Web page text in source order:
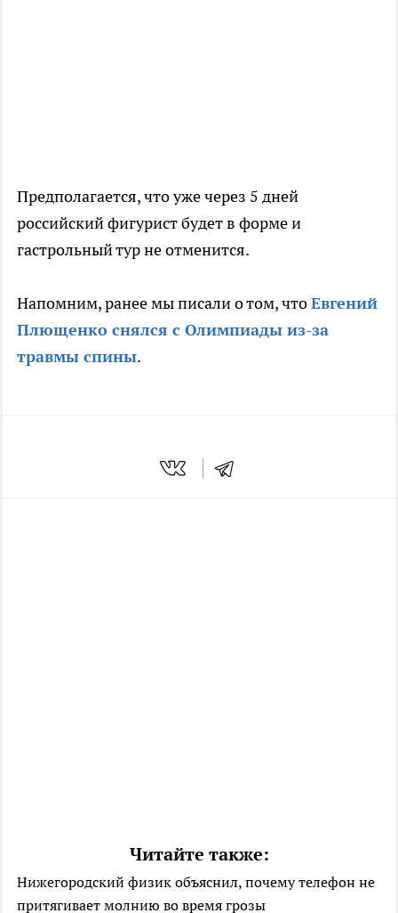
Предполагается, что уже через 5 дней
российский фигурист будет в форме и
гастрольный тур не отменится.
Напомним, ранее мы писали о том, чтоЕвгений
Плющенко снялся с Олимпиады из-за
травмы спины.
Читайте также:
Нижегородский физик объяснил, почему телефон не
притягивает молнию во время грозы